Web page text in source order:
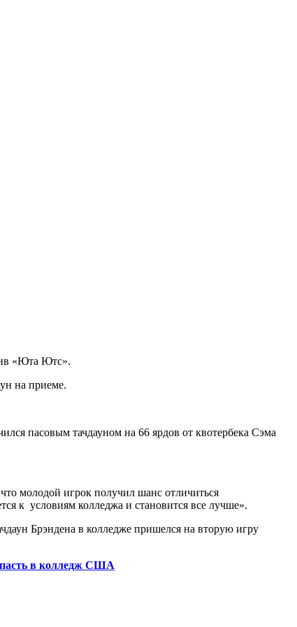
«Юта Ютс».
на приеме.
пасовым тачдауном на 66 ярдов от квотербека Сэма
молодой игрок получил шанс отличиться
к условиям колледжа и становится все лучше».
Брэндена в колледже пришелся на вторую игру
в колледж США